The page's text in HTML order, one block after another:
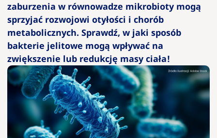
Otyłość –
są
leczenie i
Jak
osoba
otyłość
może
zaburzenia w równowadze mikrobioty mogą
sprzyjać rozwojowi otyłości i chorób
metabolicznych. Sprawdź, w jaki sposób
bakterie jelitowe mogą wpływać na
zwiększenie lub redukcję masy ciała!